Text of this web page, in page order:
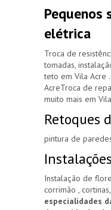
Pequenos
elétrica
Troca de
tomadas,
teto em Vila Acre
AcreTroca de
muito mais em
Retoques
pintura de
Instalação de
corrimão ,
especialidades